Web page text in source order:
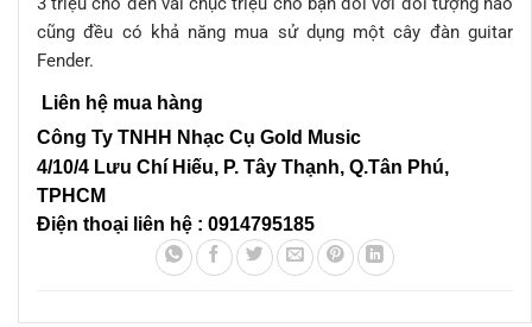
cũng đều có khả năng mua sử dụng một cây đàn guitar
Fender.
Liên hệ mua hàng
Công Ty TNHH Nhạc Cụ Gold Music
4/10/4 Lưu Chí Hiếu, P. Tây Thạnh, Q.Tân Phú,
TPHCM
Điện thoại liên hệ : 0914795185